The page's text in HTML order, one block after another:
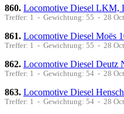
860. Locomotive Diesel LKM,
Treffer: 1 - Gewichtung: 55 - 28
861. Locomotive Diesel Moës
Treffer: 1 - Gewichtung: 55 - 28
862. Locomotive Diesel Deutz
Treffer: 1 - Gewichtung: 54 - 28
863. Locomotive Diesel
Treffer: 1 - Gewichtung: 54 - 28